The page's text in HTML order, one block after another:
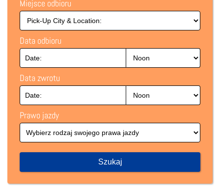
Miejsce odbioru
Data odbioru
Data zwrotu
Prawo jazdy
Szukaj